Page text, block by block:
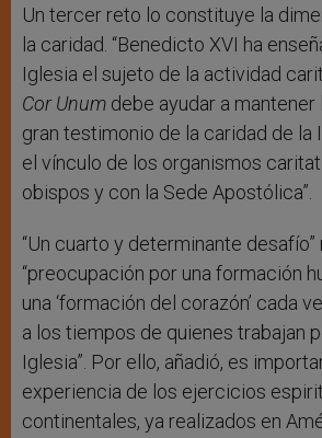
Un tercer reto lo constituye la
la caridad. “Benedicto XVI ha
Iglesia el sujeto de la actividad
Cor Unum debe ayudar a mantener
gran testimonio de la caridad de la
el vínculo de los organismos
obispos y con la Sede Apostólica”.
“Un cuarto y determinante desafío”
“preocupación por una formación
una ‘formación del corazón’ cada
a los tiempos de quienes trabajan
Iglesia”. Por ello, añadió, es
experiencia de los ejercicios
continentales, ya realizados en